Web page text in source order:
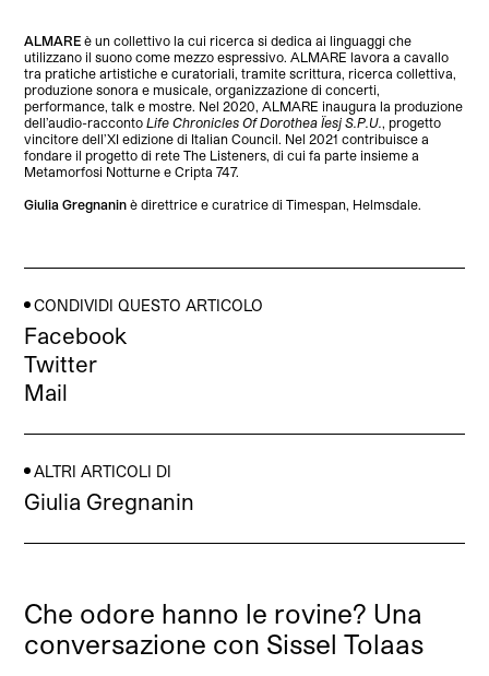
ALMARE è un collettivo la cui ricerca si dedica ai linguaggi che
utilizzano il suono come mezzo espressivo. ALMARE lavora a cavallo
tra pratiche artistiche e curatoriali, tramite scrittura, ricerca collettiva,
produzione sonora e musicale, organizzazione di concerti,
performance, talk e mostre. Nel 2020, ALMARE inaugura la produzione
dell’audio-raccontoLife Chronicles Of Dorothea Ïesj S.P.U.
, progetto
vincitore dell’XI edizione di Italian Council. Nel 2021 contribuisce a
fondare il progetto di rete The Listeners, di cui fa parte insieme a
Metamorfosi Notturne e Cripta 747.
Giulia Gregnanin è direttrice e curatrice di Timespan, Helmsdale.
CONDIVIDI QUESTO ARTICOLO
Facebook
Twitter
Mail
ALTRI ARTICOLI DI
Giulia Gregnanin
Che odore hanno le rovine? Una
conversazione con Sissel Tolaas